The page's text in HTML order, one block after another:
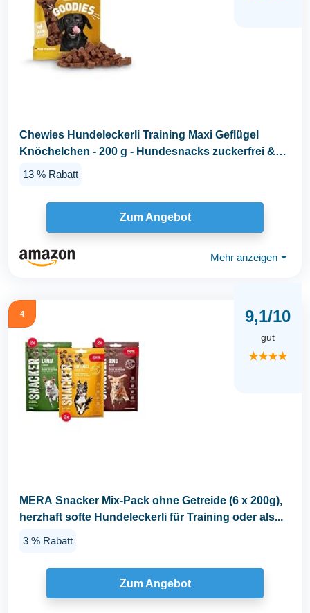
Chewies Hundeleckerli Training Maxi Geflügel
Knöchelchen - 200 g - Hundesnacks zuckerfrei &
mit...
13 % Rabatt
Zum Angebot
Mehr anzeigen ⏷
4 9,1/10
gut
★★★★
MERA Snacker Mix-Pack ohne Getreide (6 x 200g),
herzhaft softe Hundeleckerli für Training oder als...
3 % Rabatt
Zum Angebot